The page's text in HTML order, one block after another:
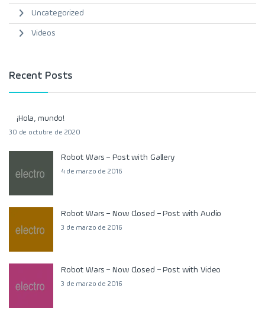
Uncategorized
Videos
Recent Posts
¡Hola, mundo!
30 de octubre de 2020
Robot Wars – Post with Gallery
4 de marzo de 2016
Robot Wars – Now Closed – Post with Audio
3 de marzo de 2016
Robot Wars – Now Closed – Post with Video
3 de marzo de 2016